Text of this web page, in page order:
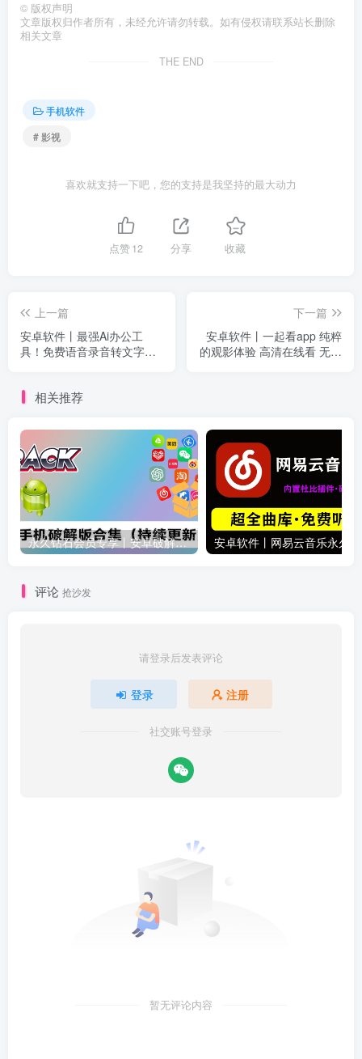
© 版权声明
文章版权归作者所有，未经允许请勿转载。如有侵权请联系站长删除
相关文章
THE END
手机软件
# 影视
喜欢就支持一下吧，您的支持是我坚持的最大动力
点赞12 分享 收藏
上一篇
安卓软件丨最强Ai办公工
具！免费语音录音转文字神
下一篇
安卓软件丨一起看app 纯粹
的观影体验 高清在线看 无广
相关推荐
永久钻石会员专享丨安卓破解软件合集(更新至2025.4.11）
评论 抢沙发
请登录后发表评论
登录 注册
社交账号登录
暂无评论内容